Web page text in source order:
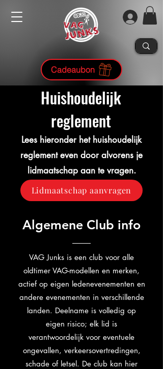
Cadeaubon
Huishoudelijk
reglement
Lees hieronder het huishoudelijk
reglement even door alvorens je
lidmaatschap aan te vragen.
Lidmaatschap aanvragen
Algemene Club info
VAG Junks is een club voor alle
oldtimer VAG-modellen en merken,
actief op eigen ledenevenementen en
andere evenementen in verschillende
landen. Deelname is volledig op
eigen risico; elk lid is
verantwoordelijk voor eventuele
ongevallen, verkeersovertredingen,
schade of letsel. De club kan hier